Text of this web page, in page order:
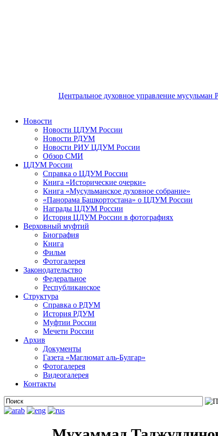
Центральное духовное управление мусульман
Новости
Новости ЦДУМ России
Новости РДУМ
Новости РИУ ЦДУМ России
Обзор СМИ
ЦДУМ России
Справка о ЦДУМ России
Книга «Исторические очерки»
Книга «Мусульманское духовное собрание»
«Панорама Башкортостана» о ЦДУМ России
Награды ЦДУМ России
История ЦДУМ России в фотографиях
Верховный муфтий
Биография
Книга
Фильм
Фотогалерея
Законодательство
Федеральное
Республиканское
Структура
Справка о РДУМ
История РДУМ
Муфтии России
Мечети России
Архив
Документы
Газета «Маглюмат аль-Булгар»
Фотогалерея
Видеогалерея
Контакты